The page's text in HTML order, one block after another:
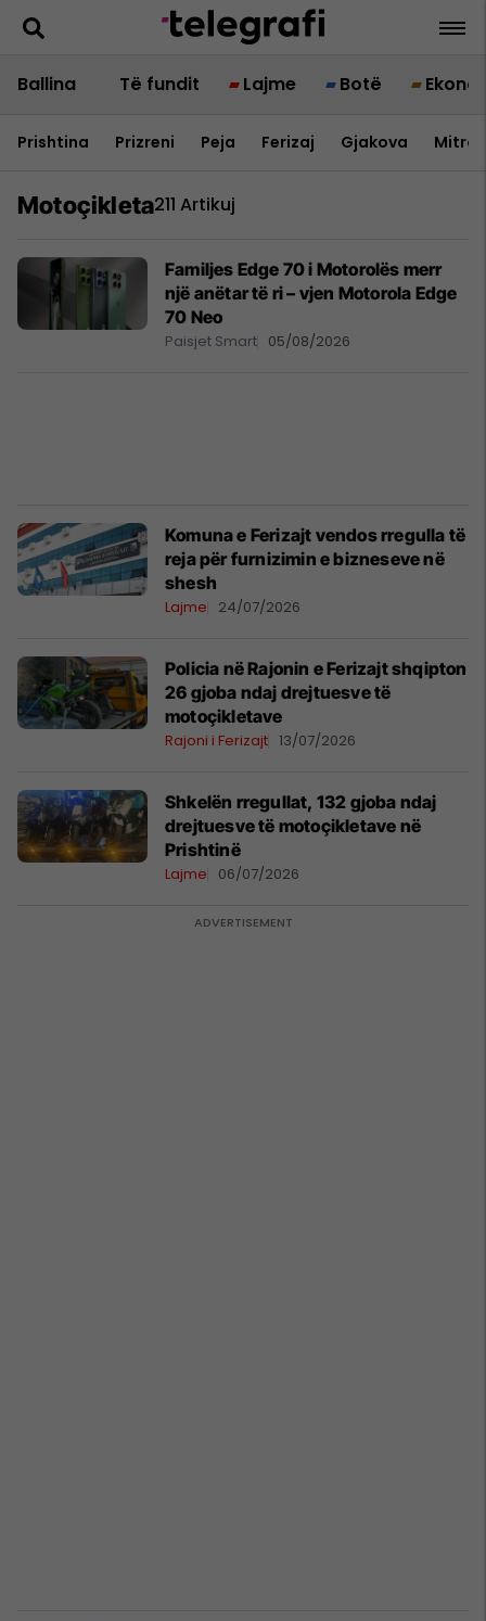
Ballina Të fundit Lajme Botë
Prishtina Prizreni Peja Ferizaj Gjakova
Motoçikleta211 Artikuj
Familjes Edge 70 i Motorolës merr
një anëtar të ri – vjen Motorola Edge
70 Neo
Paisjet Smart 05/08/2026
Komuna e Ferizajt vendos rregulla të
reja për furnizimin e bizneseve në
shesh
Lajme 24/07/2026
Policia në Rajonin e Ferizajt shqipton
26 gjoba ndaj drejtuesve të
motoçikletave
Rajoni i Ferizajt 13/07/2026
Shkelën rregullat, 132 gjoba ndaj
drejtuesve të motoçikletave në
Prishtinë
Lajme 06/07/2026